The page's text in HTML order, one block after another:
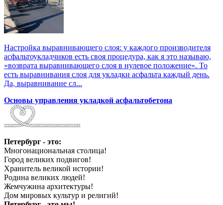
Настройка выравнивающего слоя: у каждого производителя
асфальтоукладчиков есть своя процедура, как я это называю,
«возврата выравнивающего слоя в нулевое положение». То
есть выравнивания слоя для укладки асфальта каждый день.
Да, выравнивание сл...
Основы управления укладкой асфальтобетона
Петербург - это:
Многонациональная столица!
Город великих подвигов!
Хранитель великой истории!
Родина великих людей!
Жемчужина архитектуры!
Дом мировых культур и религий!